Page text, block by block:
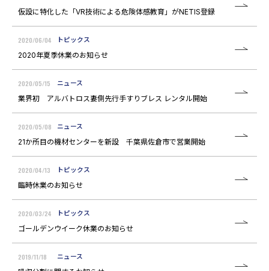
仮設に特化した「VR技術による危険体感教育」がNETIS登録
2020/06/04 トピックス
2020年夏季休業のお知らせ
2020/05/15 ニュース
業界初 アルバトロス妻側先行手すりブレス レンタル開始
2020/05/08 ニュース
21か所目の機材センターを新設 千葉県佐倉市で営業開始
2020/04/13 トピックス
臨時休業のお知らせ
2020/03/24 トピックス
ゴールデンウイーク休業のお知らせ
2019/11/18 ニュース